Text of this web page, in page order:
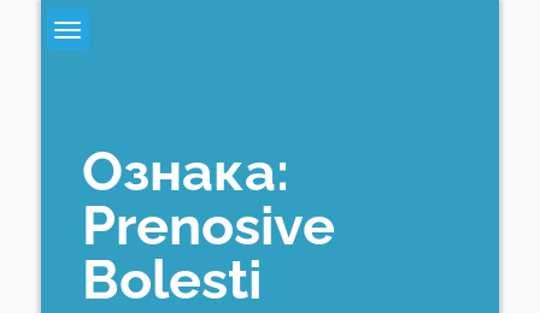
Skip
to
Ознака:
Prenosive
Bolesti